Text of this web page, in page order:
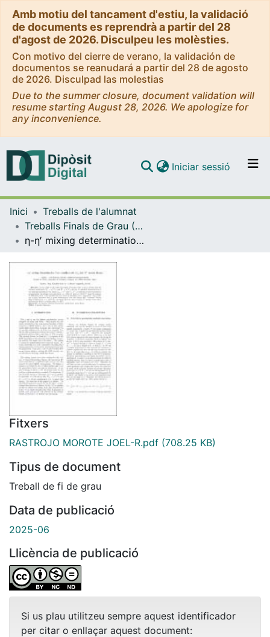
Amb motiu del tancament d'estiu, la validació
de documents es reprendrà a partir del 28
d'agost de 2026. Disculpeu les molèsties.
Con motivo del cierre de verano, la validación de
documentos se reanudará a partir del 28 de agosto
de 2026. Disculpad las molestias
Due to the summer closure, document validation will
resume starting August 28, 2026. We apologize for
any inconvenience.
Navega per tot el DD
Com publicar
Iniciar sessió (current)
Inici
Treballs de l'alumnat
Treballs Finals de Grau (TFG) - Física
η-η′ mixing determination from semileptonic D+ (s) and B+ meson decays
Fitxers
RASTROJO MOROTE JOEL-R.pdf (708.25 KB)
Tipus de document
Treball de fi de grau
Data de publicació
2025-06
Llicència de publicació
Si us plau utilitzeu sempre aquest identificador
per citar o enllaçar aquest document: